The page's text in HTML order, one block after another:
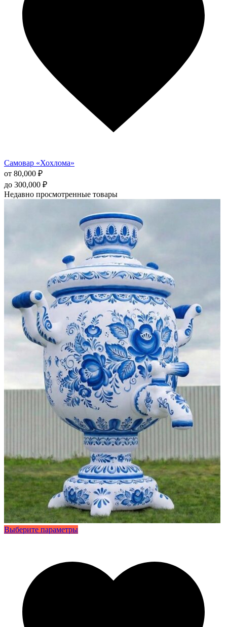
Самовар «Хохлома»
от 80,000 ₽
до 300,000 ₽
Недавно просмотренные товары
Выберите параметрыЭтот
вариаций.